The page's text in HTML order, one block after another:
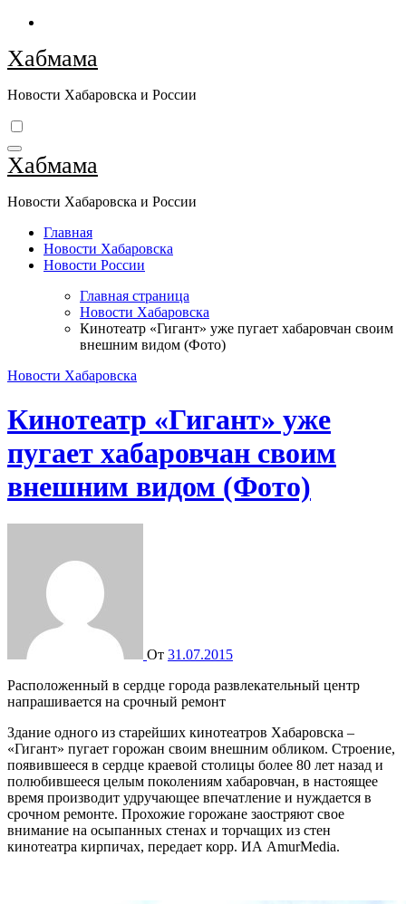
Перейти
содержимому
Хабмама
Новости Хабаровска и России
Хабмама
Новости Хабаровска и России
Главная
Новости Хабаровска
Новости России
Главная страница
Новости Хабаровска
Кинотеатр «Гигант» уже пугает хабаровчан своим
внешним видом (Фото)
Новости Хабаровска
Кинотеатр «Гигант» уже
пугает хабаровчан своим
внешним видом (Фото)
От 31.07.2015
Расположенный в сердце города развлекательный центр
напрашивается на срочный ремонт
Здание одного из старейших кинотеатров Хабаровска –
«Гигант» пугает горожан своим внешним обликом. Строение,
появившееся в сердце краевой столицы более 80 лет назад и
полюбившееся целым поколениям хабаровчан, в настоящее
время производит удручающее впечатление и нуждается в
срочном ремонте. Прохожие горожане заостряют свое
внимание на осыпанных стенах и торчащих из стен
кинотеатра кирпичах, передает корр. ИА AmurMedia.